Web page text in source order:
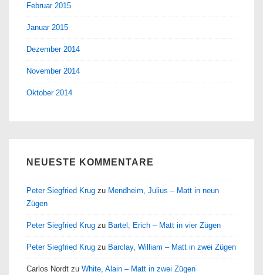
Februar 2015
Januar 2015
Dezember 2014
November 2014
Oktober 2014
NEUESTE KOMMENTARE
Peter Siegfried Krug zu Mendheim, Julius – Matt in neun
Zügen
Peter Siegfried Krug zu Bartel, Erich – Matt in vier Zügen
Peter Siegfried Krug zu Barclay, William – Matt in zwei Zügen
Carlos Nordt zu White, Alain – Matt in zwei Zügen